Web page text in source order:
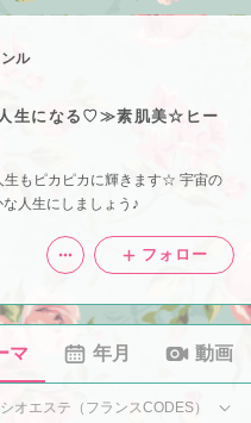
ル
生になる♡≫素肌美☆ヒー
生もピカピカに輝きます☆ 宇宙の
人生にしましょう♪
フォロー
マ 年月 動画
シオエステ（フランスCODES）